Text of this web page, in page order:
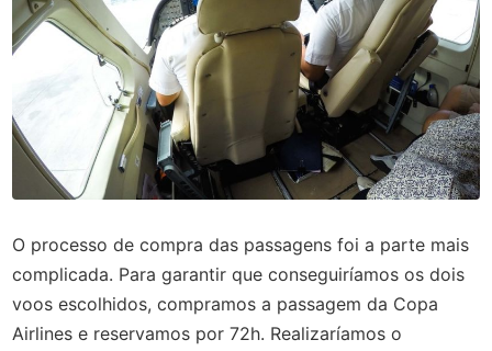
O processo de compra das passagens foi a parte mais
complicada. Para garantir que conseguiríamos os dois
voos escolhidos, compramos a passagem da Copa
Airlines e reservamos por 72h. Realizaríamos o